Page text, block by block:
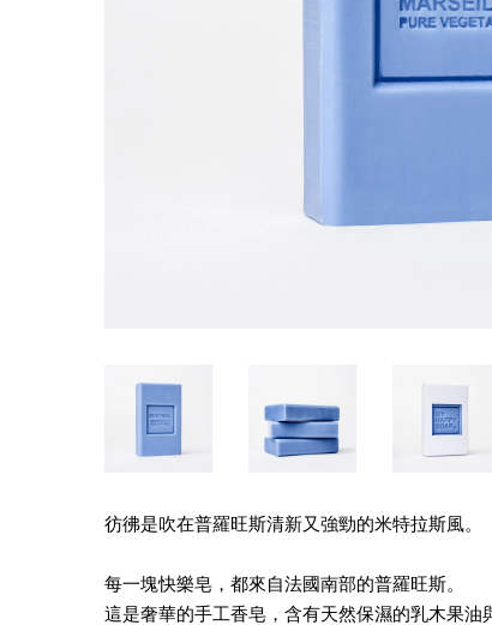
彷彿是吹在普羅旺斯清新又強勁的米特拉斯風。
每一塊快樂皂，都來自法國南部的普羅旺斯。
這是奢華的手工香皂，含有天然保濕的乳木果